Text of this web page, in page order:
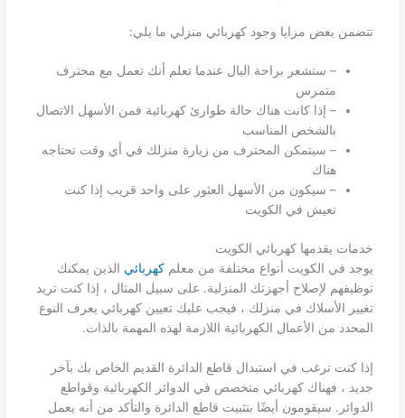
تتضمن بعض مزايا وجود كهربائي منزلي ما يلي:
– ستشعر براحة البال عندما تعلم أنك تعمل مع محترف
متمرس
– إذا كانت هناك حالة طوارئ كهربائية فمن الأسهل الاتصال
بالشخص المناسب
– سيتمكن المحترف من زيارة منزلك في أي وقت تحتاجه
هناك
– سيكون من الأسهل العثور على واحد قريب إذا كنت
تعيش في الكويت
خدمات يقدمها كهربائي الكويت
يوجد في الكويت أنواع مختلفة من معلم كهربائي الذين يمكنك
توظيفهم لإصلاح أجهزتك المنزلية. على سبيل المثال ، إذا كنت تريد
تغيير الأسلاك في منزلك ، فيجب عليك تعيين كهربائي يعرف النوع
المحدد من الأعمال الكهربائية اللازمة لهذه المهمة بالذات.
إذا كنت ترغب في استبدال قاطع الدائرة القديم الخاص بك بآخر
جديد ، فهناك كهربائي متخصص في الدوائر الكهربائية وقواطع
الدوائر. سيقومون أيضًا بتثبيت قاطع الدائرة والتأكد من أنه يعمل